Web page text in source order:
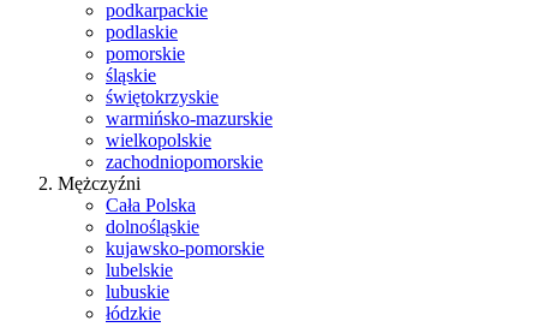
podkarpackie
podlaskie
pomorskie
śląskie
świętokrzyskie
warmińsko-mazurskie
wielkopolskie
zachodniopomorskie
Mężczyźni
Cała Polska
dolnośląskie
kujawsko-pomorskie
lubelskie
lubuskie
łódzkie